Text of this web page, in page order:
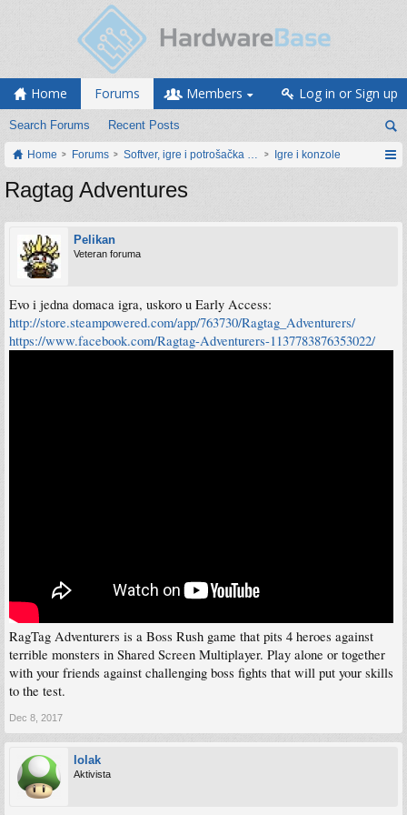
Home Forums
Search Forums Recent Posts
Members Log in or Sign up
Home Forums Softver, igre i potrošačka elektronikaIgre i konzole
Ragtag Adventures
Pelikan
Veteran foruma
Evo i jedna domaca igra, uskoro u Early Access:
http://store.steampowered.com/app/763730/Ragtag_Adventurers/
https://www.facebook.com/Ragtag-Adventurers-1137783876353022/
RagTag Adventurers is a Boss Rush game that pits 4 heroes against
terrible monsters in Shared Screen Multiplayer. Play alone or together
with your friends against challenging boss fights that will put your skills
to the test.
Dec 8, 2017
lolak
Aktivista